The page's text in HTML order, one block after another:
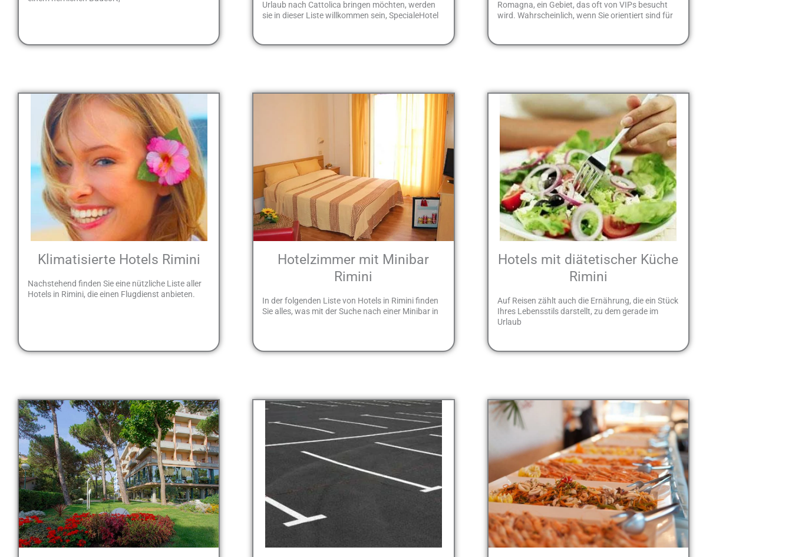
Urlaub nach Cattolica bringen möchten, werden
sie in dieser Liste willkommen sein, SpecialeHotel
Romagna, ein Gebiet, das oft von VIPs besucht
wird. Wahrscheinlich, wenn Sie orientiert sind für
Klimatisierte Hotels Rimini
Nachstehend finden Sie eine nützliche Liste aller
Hotels in Rimini, die einen Flugdienst anbieten.
Hotelzimmer mit Minibar
Rimini
In der folgenden Liste von Hotels in Rimini finden
Sie alles, was mit der Suche nach einer Minibar in
Hotels mit diätetischer Küche
Rimini
Auf Reisen zählt auch die Ernährung, die ein Stück
Ihres Lebensstils darstellt, zu dem gerade im
Urlaub